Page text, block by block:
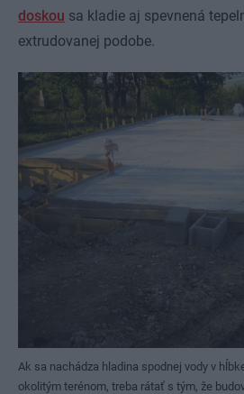
doskou sa kladie aj spevnená
extrudovanej podobe.
Ak sa nachádza hladina spodnej vody v
okolitým terénom, treba rátať s tým, že